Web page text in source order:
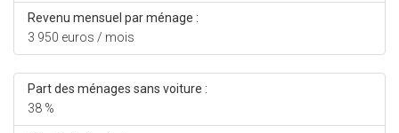
Revenu mensuel par ménage :
3 950 euros / mois
Part des ménages sans voiture :
38 %